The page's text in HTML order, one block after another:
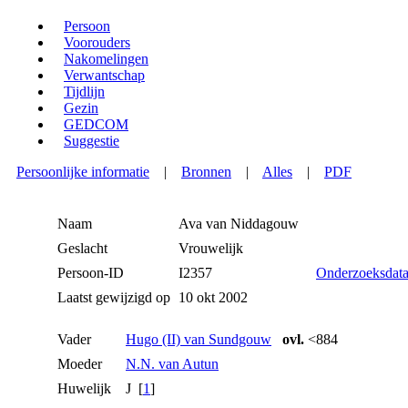
Persoon
Voorouders
Nakomelingen
Verwantschap
Tijdlijn
Gezin
GEDCOM
Suggestie
Persoonlijke informatie | Bronnen | Alles | PDF
Naam Ava van Niddagouw
Geslacht
Vrouwelijk
Persoon-ID
I2357
Laatst gewijzigd op 10 okt 2002
Vader Hugo (II) van Sundgouw ovl. <884
Moeder
N.N. van Autun
Huwelijk
J [1]